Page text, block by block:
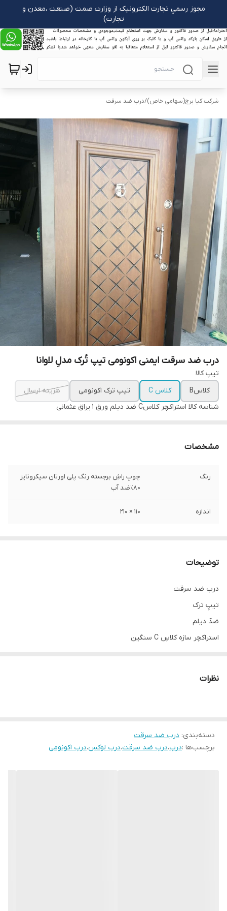
مجوز رسمیِ تجارت الکترونیک از وزارت صمت (صنعت ،معدن و
تجارت)
شرکت کیا برج(سهامی خاص)/درب ضد سرقت
درب ضد سرقت ایمنی اکونومی تیپ تُرک مدلِ لاوانا
تیپ کالا
کلاسB
کلاس C تیپ ترک اکونومی
هزینه ارسال
شناسه کالا استراکچر کلاسC ضد دیلم ورق 1 یراق عثمانی
مشخصات
رنگ
چوبِ راشِ برجسته رنگ پلی اورتان سیکرونایز
۸۰٪ضد آب
اندازه ۱۱۰ × ۲۱۰
توضیحات
درب ضد سرقت
تیپِ ترک
ضدّ دیلم
استراکچر سازه کلاسِ C سنگین
دستگیره،چشمی و درکوب لوکس آنتیک
نظرات
دسته‌بندی: درب ضد سرقت
برچسب‌ها :درب،درب ضد سرقت،درب لوکس،درب اکونومی